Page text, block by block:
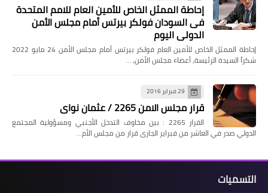
إحاطة الممثل الخاص للأمين العام للامم المتحدة
فى السودان فولكر بيرتس أمام مجلس الأمن
الدولي اليوم
إحاطة الممثل الخاص للأمين العام فولكر بيرتس أمام مجلس الأمن 24 مايو 2022
شكراً السيدة الرئيسة، أعضاء مجلس الأمن، …
29 فبراير 2016
قرار مجلس الامن 2265 / عثمان نواى
القرار 2265 : بين مخاوف التدخل الأجنبي ومسؤولية المجتمع
الدولي صدر في العاشر من فبراير الجارى قرار من مجلس الأم…
التسميات